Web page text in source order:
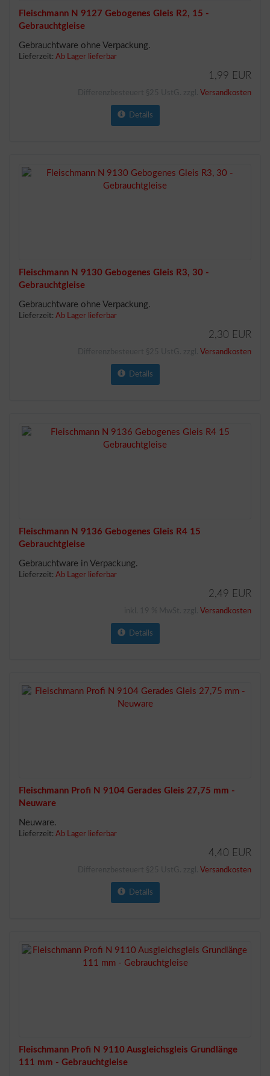
Fleischmann N 9127 Gebogenes Gleis R2, 15 -
Gebrauchtgleise
Gebrauchtware ohne Verpackung.
Lieferzeit: Ab Lager lieferbar
1,99 EUR
Versandkosten
Details
Fleischmann N 9130 Gebogenes Gleis R3, 30 -
Gebrauchtgleise
Gebrauchtware ohne Verpackung.
Lieferzeit: Ab Lager lieferbar
2,30 EUR
Versandkosten
Details
Fleischmann N 9136 Gebogenes Gleis R4 15
Gebrauchtgleise
Gebrauchtware in Verpackung.
Lieferzeit: Ab Lager lieferbar
2,49 EUR
Versandkosten
Details
Fleischmann Profi N 9104 Gerades Gleis 27,75 mm -
Neuware
Neuware.
Lieferzeit: Ab Lager lieferbar
4,40 EUR
Versandkosten
Details
Fleischmann Profi N 9110 Ausgleichsgleis Grundlänge
111 mm - Gebrauchtgleise